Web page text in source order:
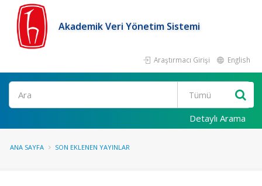
Akademik Veri Yönetim Sistemi
Araştırmacı Girişi English
Ara
Detaylı Arama
ANA SAYFA SON EKLENEN YAYINLAR